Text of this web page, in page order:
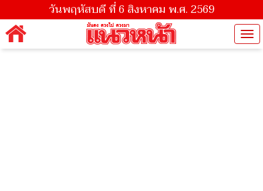
วันพฤหัสบดี ที่ 6 สิงหาคม พ.ศ. 2569